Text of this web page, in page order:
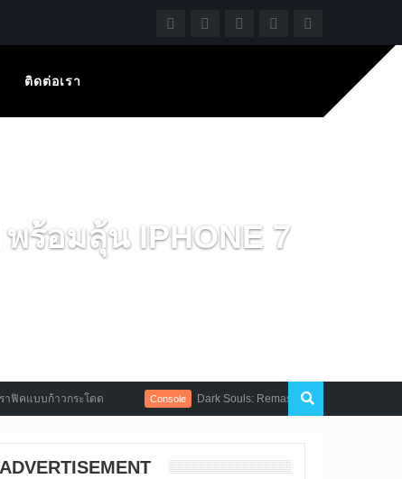
ติดต่อเรา
ร้อมลุ้น IPHONE 7
ก้าวกระโดด Dark Souls: Remastered หั่นราคาลง 50% สำหรับ
ADVERTISEMENT